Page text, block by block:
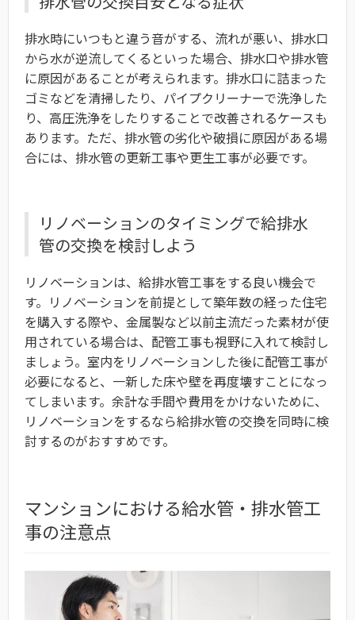
排水時にいつもと違う音がする、流れが悪い、排水口
から水が逆流してくるといった場合、排水口や排水管
に原因があることが考えられます。排水口に詰まった
ゴミなどを清掃したり、パイプクリーナーで洗浄した
り、高圧洗浄をしたりすることで改善されるケースも
あります。ただ、排水管の劣化や破損に原因がある場
合には、排水管の更新工事や更生工事が必要です。
リノベーションのタイミングで給排水
管の交換を検討しよう
リノベーションは、給排水管工事をする良い機会で
す。リノベーションを前提として築年数の経った住宅
を購入する際や、金属製など以前主流だった素材が使
用されている場合は、配管工事も視野に入れて検討し
ましょう。室内をリノベーションした後に配管工事が
必要になると、一新した床や壁を再度壊すことになっ
てしまいます。余計な手間や費用をかけないために、
リノベーションをするなら給排水管の交換を同時に検
討するのがおすすめです。
マンションにおける給水管・排水管工
事の注意点